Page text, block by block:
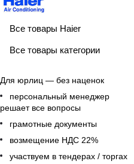
Все товары Haier
Все товары категории
Для юрлиц — без наценок
персональный менеджер
решает все вопросы
грамотные документы
возмещение НДС 22%
участвуем в тендерах / торгах